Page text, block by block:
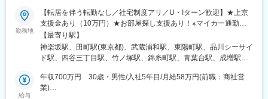
勤務地
【転居を伴う転勤なし／社宅制度アリ／U・Iターン歓迎】★上京
支援金あり（10万円）★お部屋探し支援あり！※マイカー通勤相
談可※経験に応じてリモートワーク相談可（フルリモート実績あ
り）【募集中エリア】ご希望のエリアをお聞かせください！東
北：宮城、福島、山形、青森、秋田、岩手関東：東京、神奈川、
井、新潟、山梨、長野東海：愛知、岐阜、静岡関西：大阪、兵
庫、京都、奈良、和歌山、滋賀、三重中国：広島、岡山、鳥取、
【最寄り駅】
神楽坂駅、田町駅(東京都)、武蔵浦和駅、東陽町駅、品川シーサイ
ド駅、四谷三丁目駅、竹ノ塚駅、錦糸町駅、青葉台駅、成増駅、
駅、三越前駅、松戸駅、日本橋駅(東京都)、蒲田駅、勝田駅、江曽
島駅、千駄ケ谷駅、両国駅、柏駅、武蔵五日市駅、空港第２ビル
給与
年収700万円 30歳・男性/入社5年目/月給58万円(前職：商社営
業)